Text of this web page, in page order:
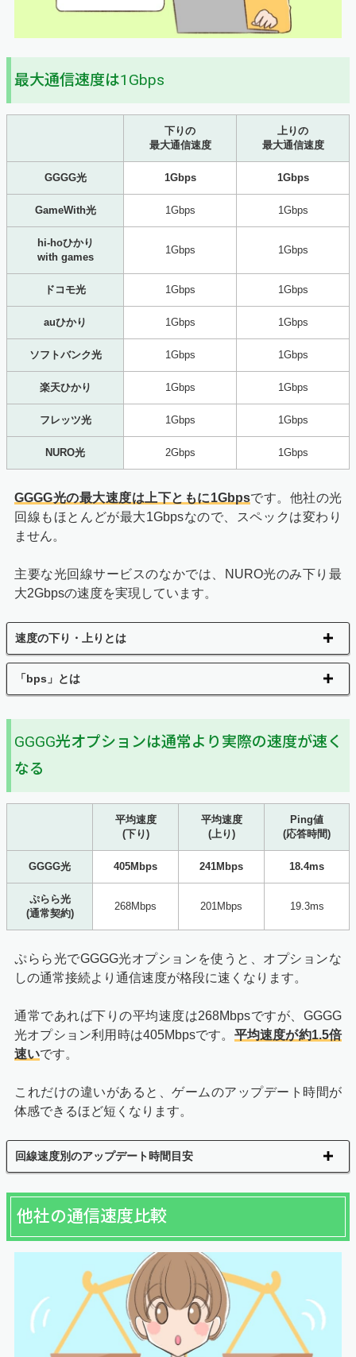
最大通信速度は1Gbps
下りの
最大通信速度
上りの
最大通信速度
GGGG光 1Gbps 1Gbps
GameWith光 1Gbps 1Gbps
hi-hoひかり
with games
1Gbps 1Gbps
ドコモ光 1Gbps 1Gbps
auひかり 1Gbps 1Gbps
ソフトバンク光 1Gbps 1Gbps
楽天ひかり 1Gbps 1Gbps
フレッツ光 1Gbps 1Gbps
NURO光 2Gbps 1Gbps
GGGG光の最大速度は上下ともに1Gbpsです。他社の光
回線もほとんどが最大1Gbpsなので、スペックは変わり
ません。
主要な光回線サービスのなかでは、NURO光のみ下り最
大2Gbpsの速度を実現しています。
速度の下り・上りとは
「bps」とは
GGGG光オプションは通常より実際の速度が速く
なる
平均速度
(下り)
平均速度
(上り)
Ping値
(応答時間)
GGGG光 405Mbps 241Mbps 18.4ms
ぷらら光
(通常契約)
268Mbps 201Mbps 19.3ms
ぷらら光でGGGG光オプションを使うと、オプションな
しの通常接続より通信速度が格段に速くなります。
通常であれば下りの平均速度は268Mbpsですが、GGGG
光オプション利用時は405Mbpsです。 平均速度が約1.5倍
速いです。
これだけの違いがあると、ゲームのアップデート時間が
体感できるほど短くなります。
回線速度別のアップデート時間目安
他社の通信速度比較